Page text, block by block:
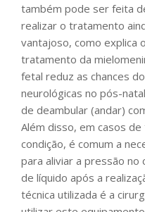
também pode ser feita
realizar o tratamento
vantajoso, como explica
tratamento da
fetal reduz as chances
neurológicas no pós-
de deambular (andar)
Além disso, em casos
condição, é comum a
para aliviar a pressão no
de líquido após a
técnica utilizada é a